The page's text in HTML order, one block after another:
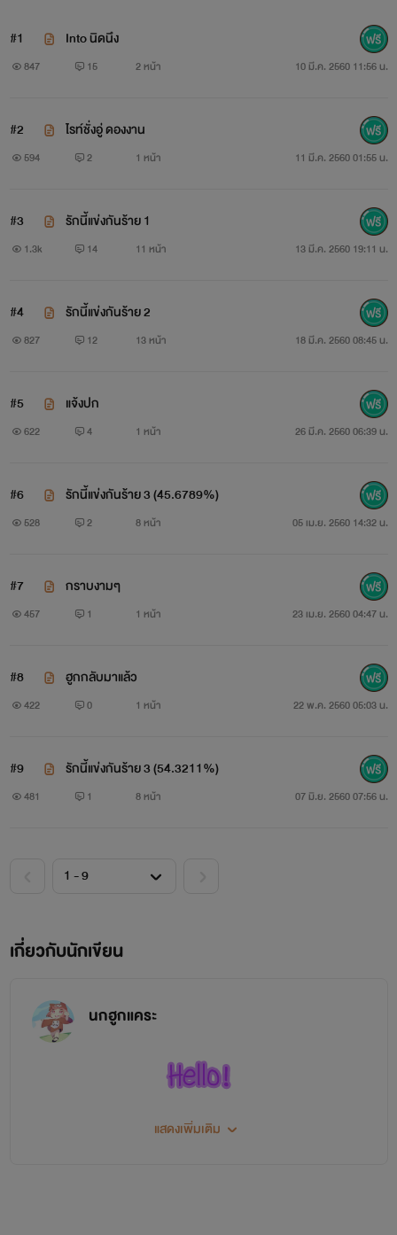
กดตรงนี้→Anti เด็กห้ามจีบ ←กดตรงนี้
ชื่อและรูปที่ใช้เป็นเพียงส่วนหนึ่ง ที่ทำให้นักอ่านเข้าถึงอารมณ์
อาจไม่ถูกใจทุกคน แต่ช่วยเป็นกำลังใจให้ด้วยนะ คิกคิก
แนะนำตัวอิมเมจตัวละคร
(วิเวียน) วิเวียนเอวา อิสราจันทรา
#1 Into นิดนึง
847 15 2 หน้า 10 มี.ค. 2560 11:56 น.
#2 ไรท์ชั่งอู่ ดองงาน
594 2 1 หน้า 11 มี.ค. 2560 01:55 น.
#3 รักนี้แข่งกันร้าย 1
1.3k 14 11 หน้า 13 มี.ค. 2560 19:11 น.
#4 รักนี้แข่งกันร้าย 2
827 12 13 หน้า 18 มี.ค. 2560 08:45 น.
#5 แจ้งปก
622 4 1 หน้า 26 มี.ค. 2560 06:39 น.
#6 รักนี้แข่งกันร้าย 3 (45.6789%)
528 2 8 หน้า 05 เม.ย. 2560 14:32 น.
#7 กราบงามๆ
457 1 1 หน้า 23 เม.ย. 2560 04:47 น.
#8 ฮูกกลับมาแล้ว
422 0 1 หน้า 22 พ.ค. 2560 05:03 น.
#9 รักนี้แข่งกันร้าย 3 (54.3211%)
481 1 8 หน้า 07 มิ.ย. 2560 07:56 น.
เกี่ยวกับนักเขียน
นกฮูกแคระ
แสดงเพิ่มเติม